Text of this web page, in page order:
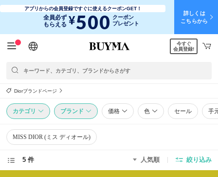
アプリからの会員登録ですぐに使えるクーポンGET！
全員必ず
もらえる ¥500 クーポン
プレゼント
詳しくは
こちらから
日本語
English
简体中文
繁體中文
今すぐ
会員登録!
Diorブランドページ
カテゴリ ブランド 価格 色 セール 手
MISS DIOR (ミス ディオール)
5 件 人気順 絞り込み